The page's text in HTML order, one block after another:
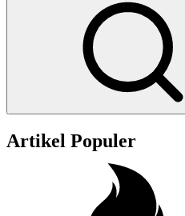
Artikel Populer